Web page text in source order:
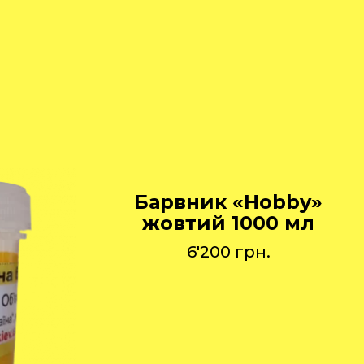
Барвник «Hobby»
жовтий 1000 мл
6'200 грн.